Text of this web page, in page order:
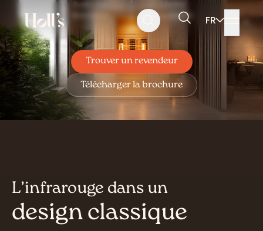
menu
contenu
pied
de
page
Rechercher FR
Audio par
3 tailles
disponibles
Trouver un revendeur
Télécharger la brochure
L’infrarouge dans un
design classique